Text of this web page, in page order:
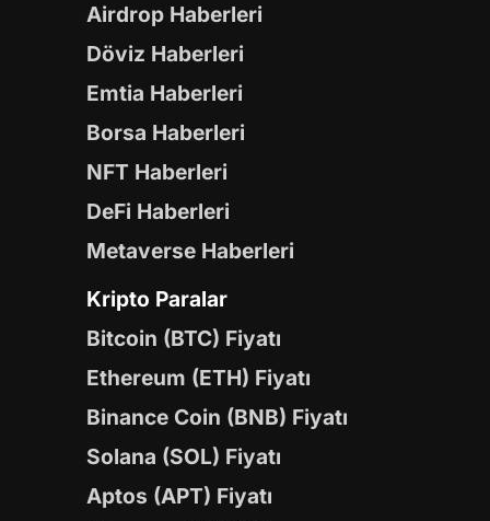
Airdrop Haberleri
Döviz Haberleri
Emtia Haberleri
Borsa Haberleri
NFT Haberleri
DeFi Haberleri
Metaverse Haberleri
Kripto Paralar
Bitcoin (BTC) Fiyatı
Ethereum (ETH) Fiyatı
Binance Coin (BNB) Fiyatı
Solana (SOL) Fiyatı
Aptos (APT) Fiyatı